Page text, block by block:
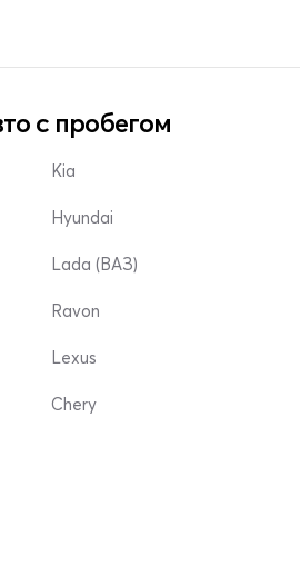
с пробегом
Kia
Hyundai
Lada (ВАЗ)
Ravon
Lexus
Chery